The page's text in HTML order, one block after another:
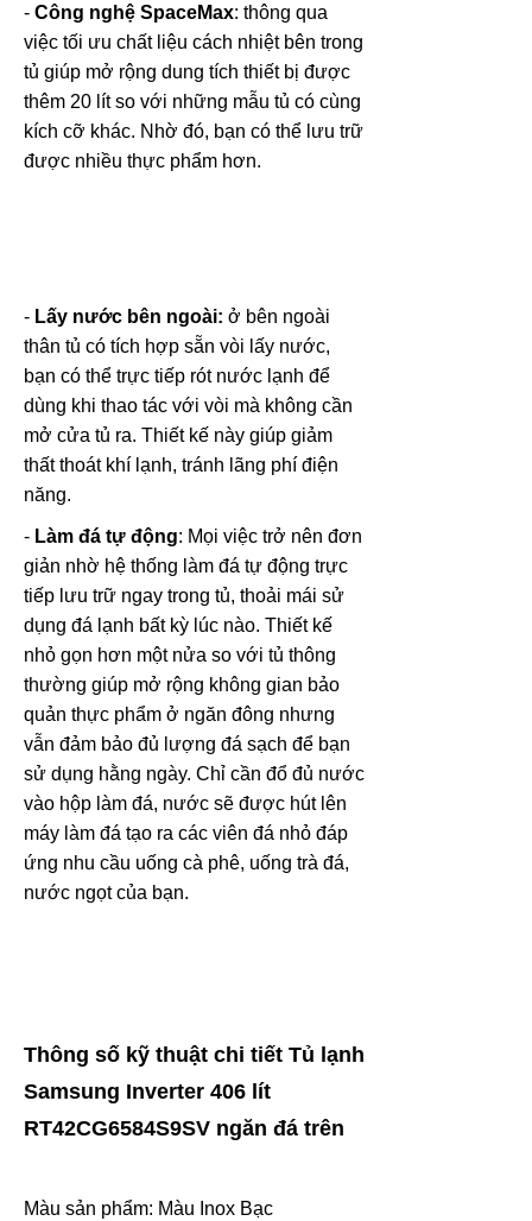
- Công nghệ SpaceMax: thông qua
việc tối ưu chất liệu cách nhiệt bên trong
tủ giúp mở rộng dung tích thiết bị được
thêm 20 lít so với những mẫu tủ có cùng
kích cỡ khác. Nhờ đó, bạn có thể lưu trữ
được nhiều thực phẩm hơn.
- Lấy nước bên ngoài: ở bên ngoài
thân tủ có tích hợp sẵn vòi lấy nước,
bạn có thể trực tiếp rót nước lạnh để
dùng khi thao tác với vòi mà không cần
mở cửa tủ ra. Thiết kế này giúp giảm
thất thoát khí lạnh, tránh lãng phí điện
năng.
- Làm đá tự động: Mọi việc trở nên đơn
giản nhờ hệ thống làm đá tự động trực
tiếp lưu trữ ngay trong tủ, thoải mái sử
dụng đá lạnh bất kỳ lúc nào. Thiết kế
nhỏ gọn hơn một nửa so với tủ thông
thường giúp mở rộng không gian bảo
quản thực phẩm ở ngăn đông nhưng
vẫn đảm bảo đủ lượng đá sạch để bạn
sử dụng hằng ngày. Chỉ cần đổ đủ nước
vào hộp làm đá, nước sẽ được hút lên
máy làm đá tạo ra các viên đá nhỏ đáp
ứng nhu cầu uống cà phê, uống trà đá,
nước ngọt của bạn.
Thông số kỹ thuật chi tiết Tủ lạnh
Samsung Inverter 406 lít
RT42CG6584S9SV ngăn đá trên
Màu sản phẩm: Màu Inox Bạc